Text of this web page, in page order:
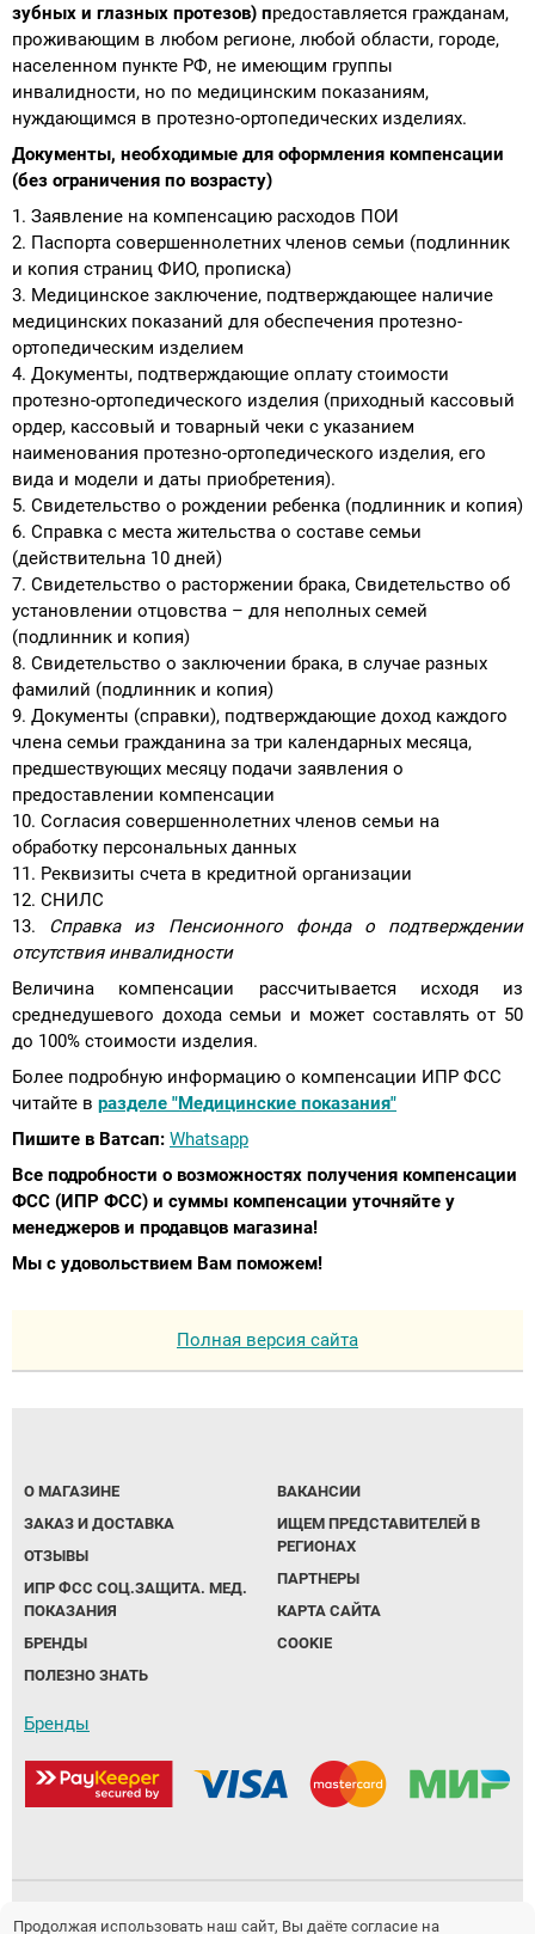
зубных и глазных протезов) предоставляется гражданам,
проживающим в любом регионе, любой области, городе,
населенном пункте РФ, не имеющим группы
инвалидности, но по медицинским показаниям,
нуждающимся в протезно-ортопедических изделиях.
Документы, необходимые для оформления компенсации
(без ограничения по возрасту)
Заявление на компенсацию расходов ПОИ
Паспорта совершеннолетних членов семьи (подлинник
и копия страниц ФИО, прописка)
Mедицинское заключение, подтверждающее наличие
медицинских показаний для обеспечения протезно-
ортопедическим изделием
Документы, подтверждающие оплату стоимости
протезно-ортопедического изделия (приходный кассовый
ордер, кассовый и товарный чеки с указанием
наименования протезно-ортопедического изделия, его
вида и модели и даты приобретения).
Свидетельство о рождении ребенка (подлинник и копия)
Справка с места жительства о составе семьи
(действительна 10 дней)
Свидетельство о расторжении брака, Свидетельство об
установлении отцовства – для неполных семей
(подлинник и копия)
Свидетельство о заключении брака, в случае разных
фамилий (подлинник и копия)
Документы (справки), подтверждающие доход каждого
члена семьи гражданина за три календарных месяца,
предшествующих месяцу подачи заявления о
предоставлении компенсации
Согласия совершеннолетних членов семьи на
обработку персональных данных
Реквизиты счета в кредитной организации
СНИЛС
Справка из Пенсионного фонда о подтверждении
отсутствия инвалидности
Величина компенсации рассчитывается исходя из
среднедушевого дохода семьи и может составлять от 50
до 100% стоимости изделия.
Более подробную информацию о компенсации ИПР ФСС
читайте в разделе "Медицинские показания"
Пишите в Ватсап: Whatsapp
Все подробности о возможностях получения компенсации
ФСС (ИПР ФСС) и суммы компенсации уточняйте у
менеджеров и продавцов магазина!
Мы с удовольствием Вам поможем!
Полная версия сайта
О МАГАЗИНЕ
ЗАКАЗ И ДОСТАВКА
ОТЗЫВЫ
ИПР ФСС СОЦ.ЗАЩИТА. МЕД.
ПОКАЗАНИЯ
БРЕНДЫ
ПОЛЕЗНО ЗНАТЬ
ВАКАНСИИ
ИЩЕМ ПРЕДСТАВИТЕЛЕЙ В
РЕГИОНАХ
ПАРТНЕРЫ
КАРТА САЙТА
COOKIE
Бренды
Политика обработки персональных данных
Продолжая использовать наш сайт, Вы даёте согласие на